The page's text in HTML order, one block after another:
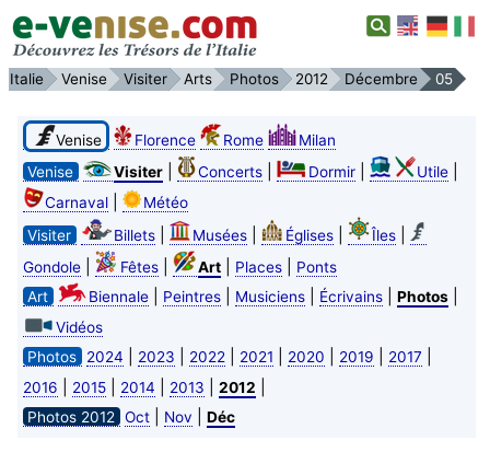
Italie Venise Visiter Arts Photos 2012 Décembre 05
Venise Florence Rome
Milan
Venise
Visiter| Concerts| Dormir| Utile|
Carnaval|
Météo
Visiter
Billets| Musées| Églises| Îles|
Gondole| Fêtes| Art| Places|
Ponts
Art
Biennale| Peintres| Musiciens| Écrivains| Photos|
Vidéos
Photos
2024 2023 2022 2021 2020 2019 2017
2016 2015| 2014 2013 2012
Photos 2012 Oct| Nov Déc